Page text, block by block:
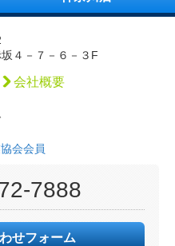
４－７－６－３F
会社概要
会会員
7888
せフォーム